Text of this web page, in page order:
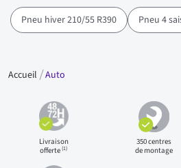
Pneu hiver 210/55 R390 Pneu 4
Accueil Auto
Livraison
offerte(1)
350 centres
de montage